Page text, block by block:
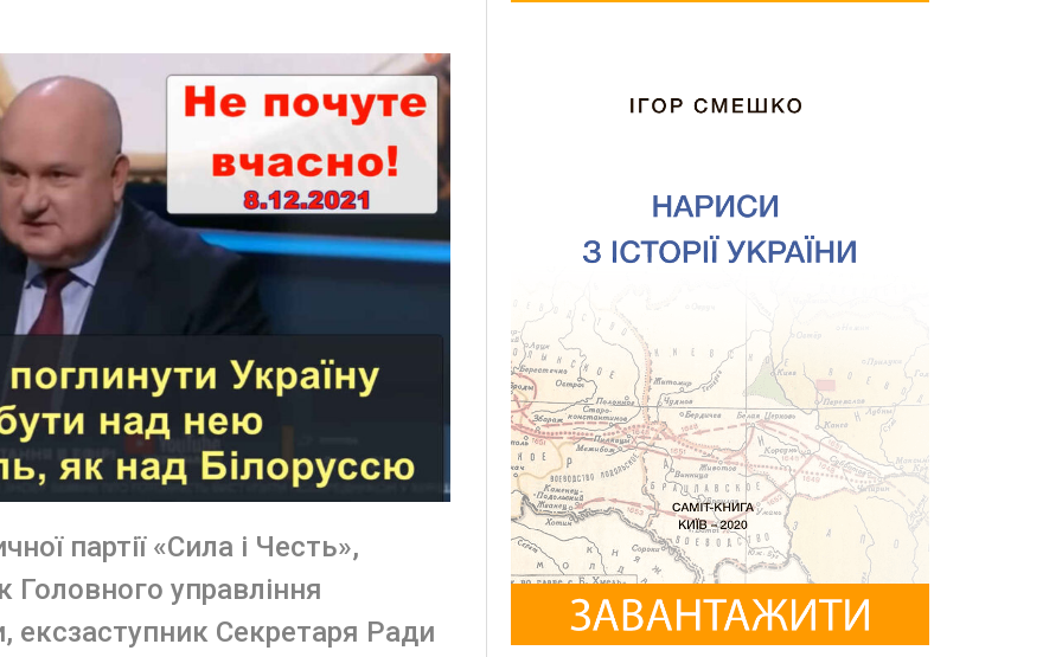
партії «Сила і Честь»,
управління
ексзаступник Секретаря Ради